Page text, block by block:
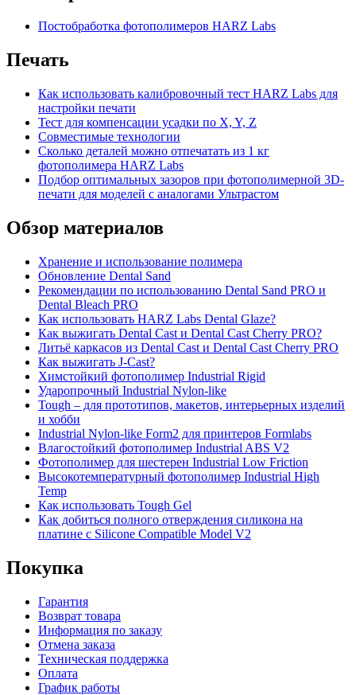
Постобработка фотополимеров HARZ Labs
Печать
Как использовать калибровочный тест HARZ Labs для
настройки печати
Тест для компенсации усадки по X, Y, Z
Совместимые технологии
Сколько деталей можно отпечатать из 1 кг
фотополимера HARZ Labs
Подбор оптимальных зазоров при фотополимерной 3D-
печати для моделей с аналогами Ультрастом
Обзор материалов
Хранение и использование полимера
Обновление Dental Sand
Рекомендации по использованию Dental Sand PRO и
Dental Bleach PRO
Как использовать HARZ Labs Dental Glaze?
Как выжигать Dental Cast и Dental Cast Cherry PRO?
Литьё каркасов из Dental Cast и Dental Cast Cherry PRO
Как выжигать J-Cast?
Химстойкий фотополимер Industrial Rigid
Ударопрочный Industrial Nylon-like
Tough – для прототипов, макетов, интерьерных изделий
и хобби
Industrial Nylon-like Form2 для принтеров Formlabs
Влагостойкий фотополимер Industrial ABS V2
Фотополимер для шестерен Industrial Low Friction
Высокотемпературный фотополимер Industrial High
Temp
Как использовать Tough Gel
Как добиться полного отверждения силикона на
платине с Silicone Compatible Model V2
Покупка
Гарантия
Возврат товара
Информация по заказу
Отмена заказа
Техническая поддержка
Оплата
График работы